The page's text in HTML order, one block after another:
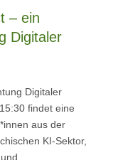
– ein
Digitaler
Digitaler
findet eine
aus der
KI-Sektor,